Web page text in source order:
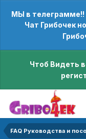
МЫ в
Чат Грибочек
Чтоб Видеть